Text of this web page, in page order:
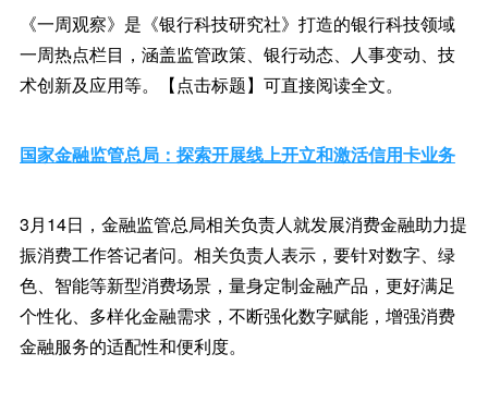
《一周观察》是《银行科技研究社》打造的银行科技领域
一周热点栏目，涵盖监管政策、银行动态、人事变动、技
术创新及应用等。【点击标题】可直接阅读全文。
国家金融监管总局：探索开展线上开立和激活信用卡业务
3月14日，金融监管总局相关负责人就发展消费金融助力提
振消费工作答记者问。相关负责人表示，要针对数字、绿
色、智能等新型消费场景，量身定制金融产品，更好满足
个性化、多样化金融需求，不断强化数字赋能，增强消费
金融服务的适配性和便利度。